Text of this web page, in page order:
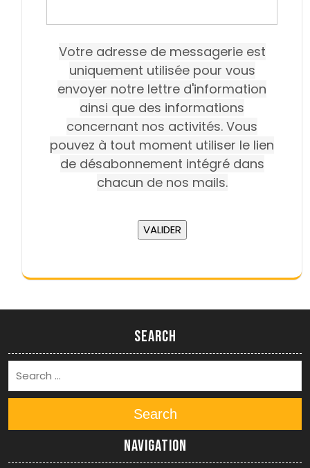
Votre adresse de messagerie est
uniquement utilisée pour vous
envoyer notre lettre d'information
ainsi que des informations
concernant nos activités. Vous
pouvez à tout moment utiliser le lien
de désabonnement intégré dans
chacun de nos mails.
Search
Search
Navigation